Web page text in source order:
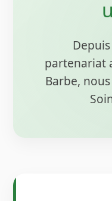
partenariat
Barbe,